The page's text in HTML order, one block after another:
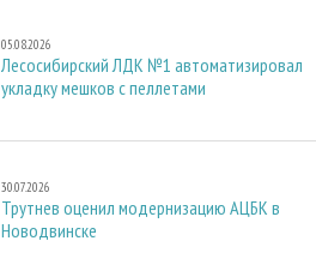
05.08.2026
Лесосибирский ЛДК №1 автоматизировал
укладку мешков с пеллетами
30.07.2026
Трутнев оценил модернизацию АЦБК в
Новодвинске